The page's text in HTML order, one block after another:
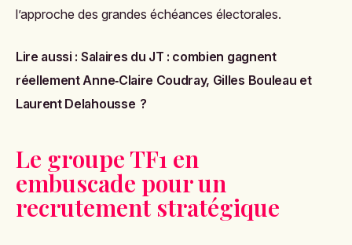
l’approche des grandes échéances électorales.
Lire aussi : Salaires du JT : combien gagnent
réellement Anne‑Claire Coudray, Gilles Bouleau et
Laurent Delahousse ?
Le groupe TF1 en
embuscade pour un
recrutement stratégique